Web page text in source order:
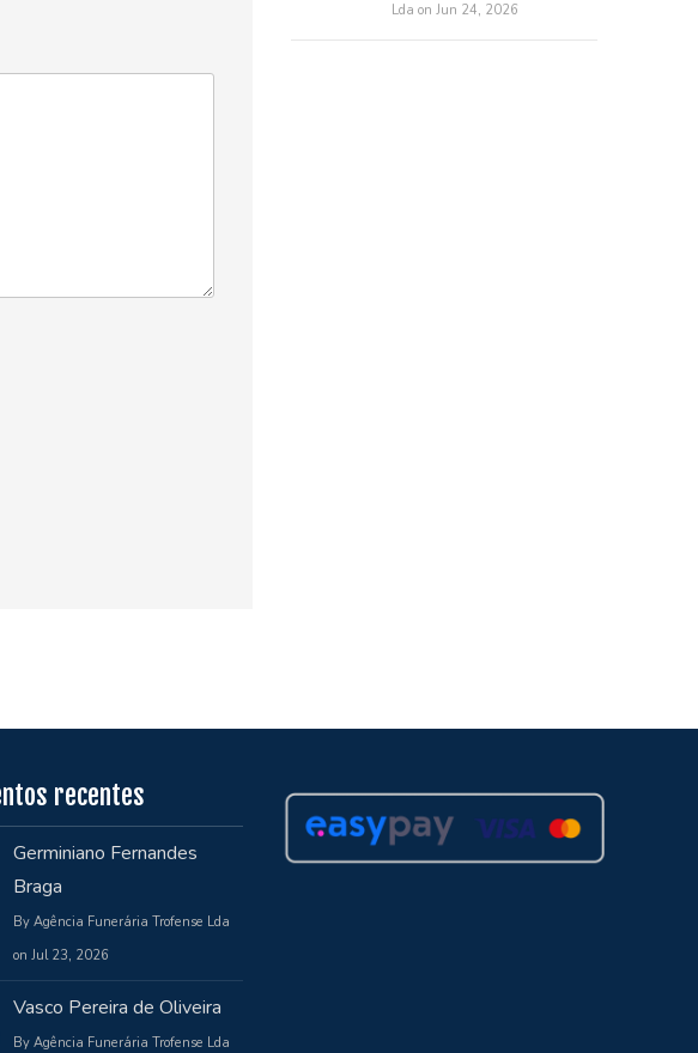
Lda on Jun 24, 2026
recentes
Germiniano Fernandes
Braga
By Agência Funerária Trofense Lda
on Jul 23, 2026
Vasco Pereira de Oliveira
By Agência Funerária Trofense Lda